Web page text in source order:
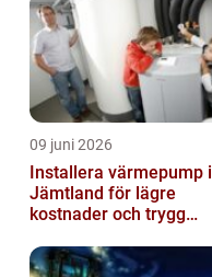
09 juni 2026
Installera värmepump i
Jämtland för lägre
kostnader och trygg